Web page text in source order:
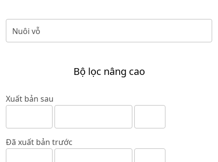
Bộ lọc nâng cao
Xuất bản sau
Đã xuất bản trước